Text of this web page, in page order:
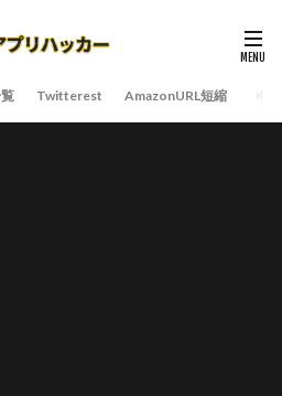
Twitterest AmazonURL短縮